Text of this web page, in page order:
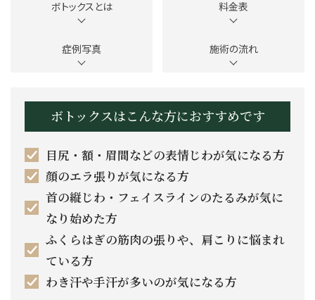
ボトックスとは 料金表
症例写真 施術の流れ
ボトックスはこんな方におすすめです
目尻・額・眉間などの表情じわが気になる方
顔のエラ張りが気になる方
首の縦じわ・フェイスラインのたるみが気に
なり始めた方
ふくらはぎの筋肉の張りや、肩こりに悩まれ
ている方
わき汗や手汗が多いのが気になる方